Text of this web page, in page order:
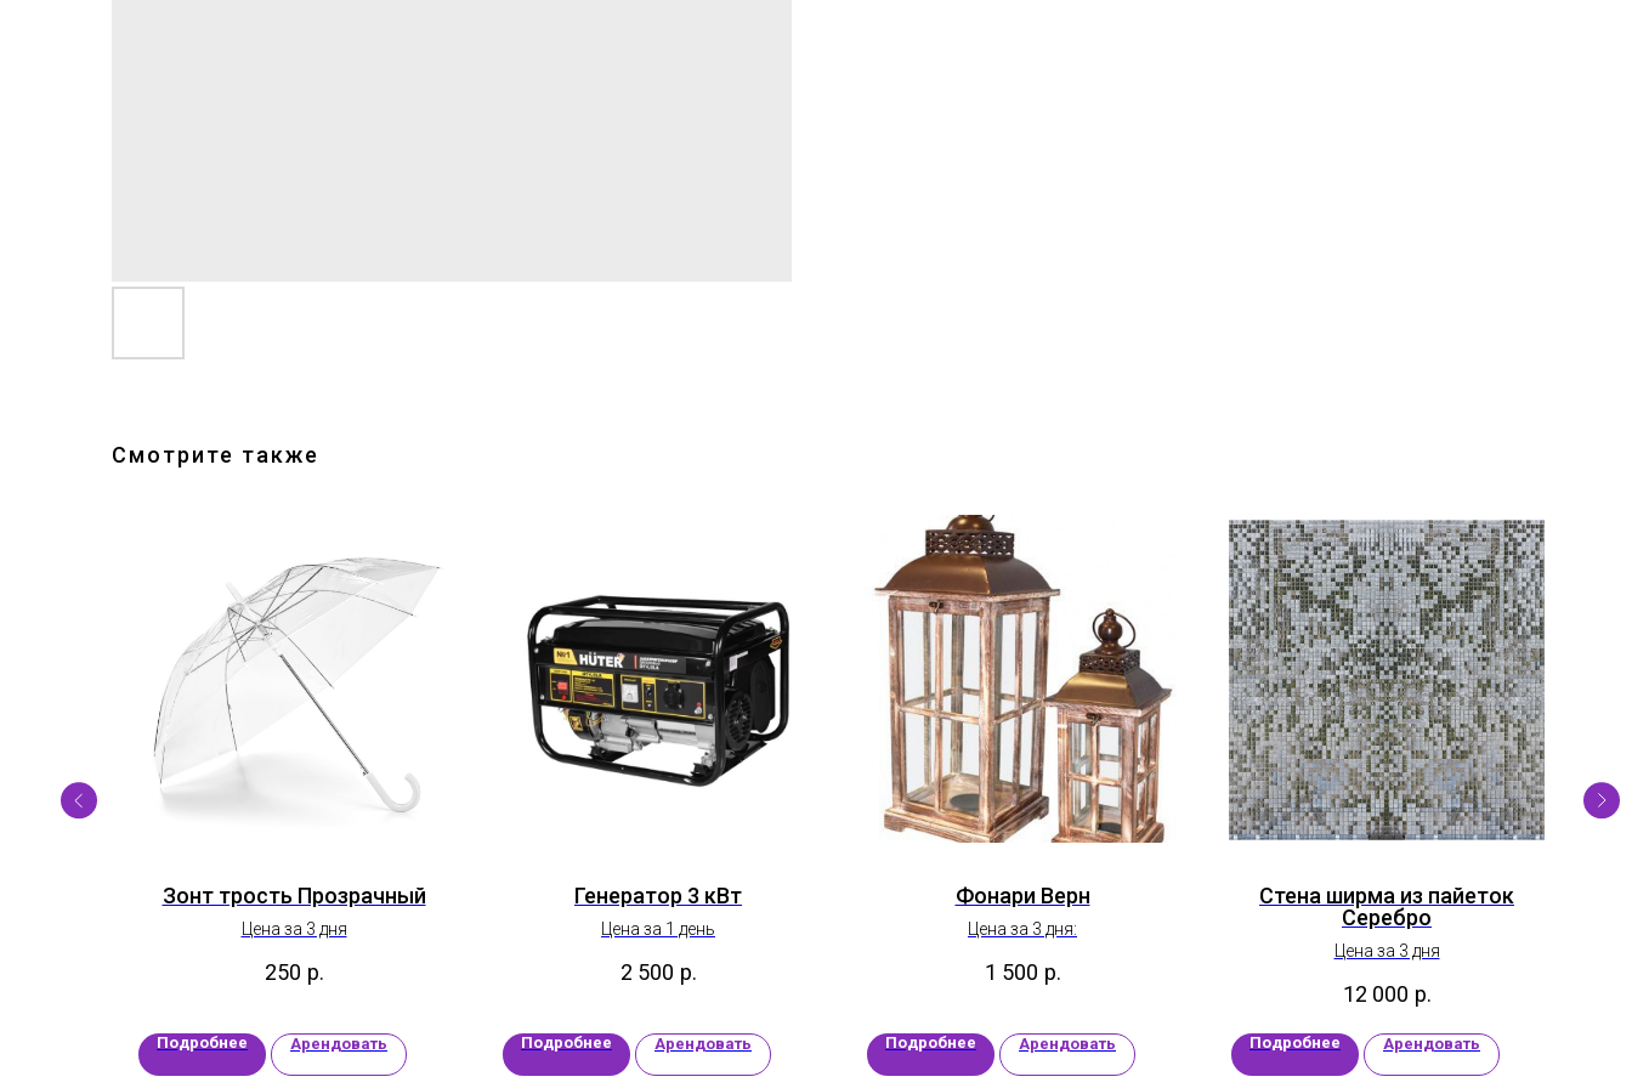
Смотрите также
Зонт трость Прозрачный
Цена за 3 дня
250 р.
Подробнее Арендовать
Генератор 3 кВт
Цена за 1 день
2 500 р.
Подробнее Арендовать
Фонари Верн
Цена за 3 дня:
1 500 р.
Подробнее Арендовать
Стена ширма из пайеток
Cеребро
Цена за 3 дня
12 000 р.
Подробнее Арендовать